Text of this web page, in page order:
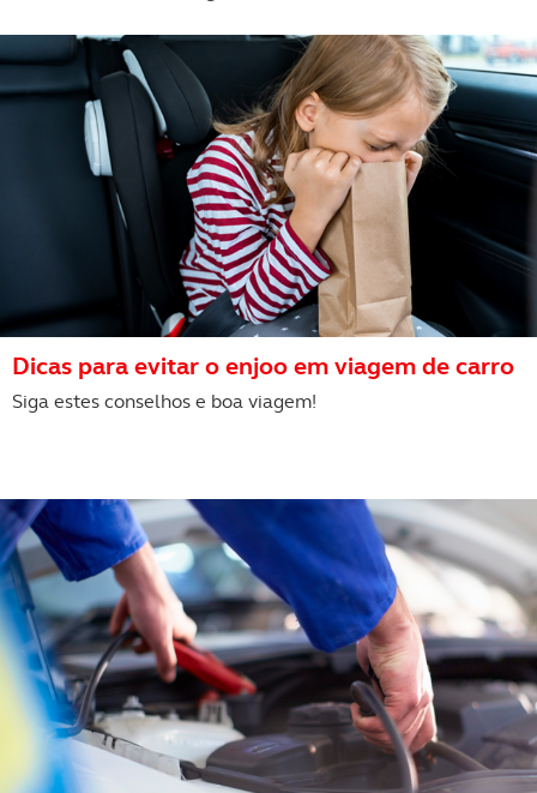
tecnologias similares pode ter impacto na sua
experiência de navegação no Website e nos serviços
disponibilizados.
Consulte a política de cookies do site.
Dicas para evitar o enjoo em viagem de carro
Siga estes conselhos e boa viagem!